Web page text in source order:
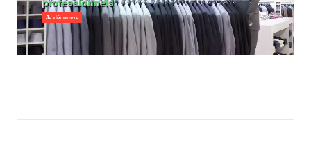
professionnels
Je découvre